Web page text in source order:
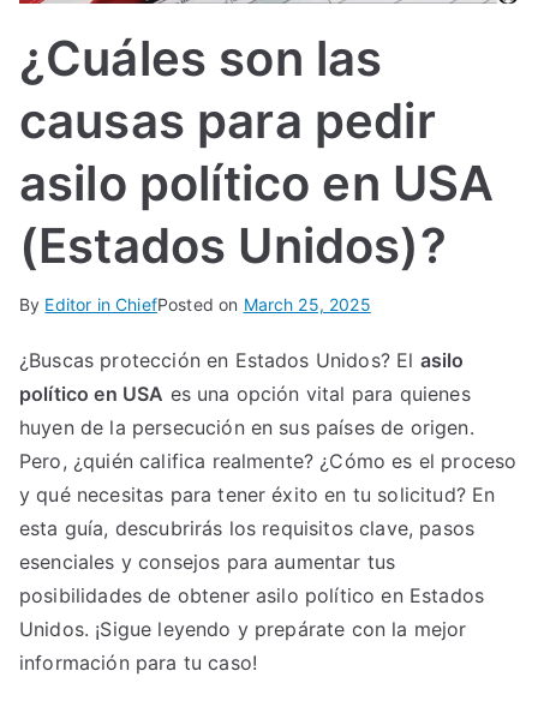
G
R
L
¿Cuáles son las
causas para pedir
asilo político en USA
(Estados Unidos)?
By Editor in ChiefPosted on March 25, 2025
¿Buscas protección en Estados Unidos? El asilo
político en USA es una opción vital para quienes
huyen de la persecución en sus países de origen.
Pero, ¿quién califica realmente? ¿Cómo es el proceso
y qué necesitas para tener éxito en tu solicitud? En
esta guía, descubrirás los requisitos clave, pasos
esenciales y consejos para aumentar tus
posibilidades de obtener asilo político en Estados
Unidos. ¡Sigue leyendo y prepárate con la mejor
información para tu caso!